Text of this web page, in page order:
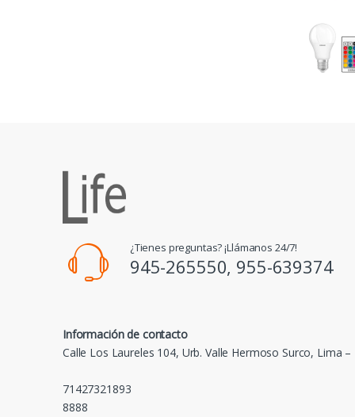
¿Tienes preguntas? ¡Llámanos 24/7!
945-265550, 955-639374
Información de contacto
Calle Los Laureles 104, Urb. Valle Hermoso Surco, Lima –
71427321893
8888